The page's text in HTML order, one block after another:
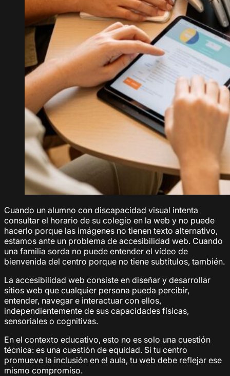
Cuando un alumno con discapacidad visual intenta
consultar el horario de su colegio en la web y no puede
hacerlo porque las imágenes no tienen texto alternativo,
estamos ante un problema de accesibilidad web. Cuando
una familia sorda no puede entender el vídeo de
bienvenida del centro porque no tiene subtítulos, también.
La accesibilidad web consiste en diseñar y desarrollar
sitios web que cualquier persona pueda percibir,
entender, navegar e interactuar con ellos,
independientemente de sus capacidades físicas,
sensoriales o cognitivas.
En el contexto educativo, esto no es solo una cuestión
técnica: es una cuestión de equidad. Si tu centro
promueve la inclusión en el aula, tu web debe reflejar ese
mismo compromiso.